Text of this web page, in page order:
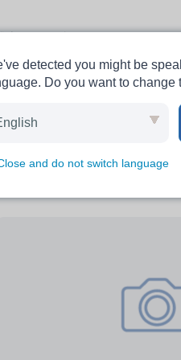
detected you might be
Do you want to change
and do not switch language